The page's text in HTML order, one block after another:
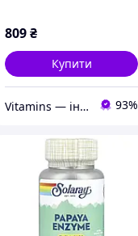
809₴
Купити
Vitamins — інтернет-магазин вітамінів та мінералів 93%